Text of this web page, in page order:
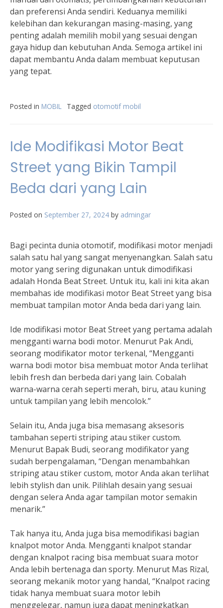
dan preferensi Anda sendiri. Keduanya memiliki
kelebihan dan kekurangan masing-masing, yang
penting adalah memilih mobil yang sesuai dengan
gaya hidup dan kebutuhan Anda. Semoga artikel ini
dapat membantu Anda dalam membuat keputusan
yang tepat.
Posted in MOBIL Tagged otomotif mobil
Ide Modifikasi Motor Beat
Street yang Bikin Tampil
Beda dari yang Lain
Posted on September 27, 2024 by admingar
Bagi pecinta dunia otomotif, modifikasi motor menjadi
salah satu hal yang sangat menyenangkan. Salah satu
motor yang sering digunakan untuk dimodifikasi
adalah Honda Beat Street. Untuk itu, kali ini kita akan
membahas ide modifikasi motor Beat Street yang bisa
membuat tampilan motor Anda beda dari yang lain.
Ide modifikasi motor Beat Street yang pertama adalah
mengganti warna bodi motor. Menurut Pak Andi,
seorang modifikator motor terkenal, “Mengganti
warna bodi motor bisa membuat motor Anda terlihat
lebih fresh dan berbeda dari yang lain. Cobalah
warna-warna cerah seperti merah, biru, atau kuning
untuk tampilan yang lebih mencolok.”
Selain itu, Anda juga bisa memasang aksesoris
tambahan seperti striping atau stiker custom.
Menurut Bapak Budi, seorang modifikator yang
sudah berpengalaman, “Dengan menambahkan
striping atau stiker custom, motor Anda akan terlihat
lebih stylish dan unik. Pilihlah desain yang sesuai
dengan selera Anda agar tampilan motor semakin
menarik.”
Tak hanya itu, Anda juga bisa memodifikasi bagian
knalpot motor Anda. Mengganti knalpot standar
dengan knalpot racing bisa membuat suara motor
Anda lebih bertenaga dan sporty. Menurut Mas Rizal,
seorang mekanik motor yang handal, “Knalpot racing
tidak hanya membuat suara motor lebih
menggelegar, namun juga dapat meningkatkan